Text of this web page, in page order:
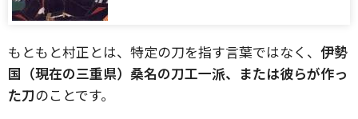
もともと村正とは、特定の刀を指す言葉ではなく、 伊勢
国（現在の三重県）桑名の刀工一派、または彼らが作っ
た刀のことです。